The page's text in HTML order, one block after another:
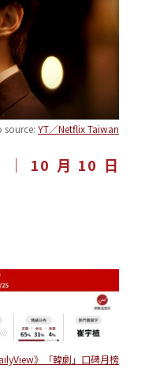
source: YT／Netflix Taiwan
｜10月10日
》「韓劇」口碑月榜